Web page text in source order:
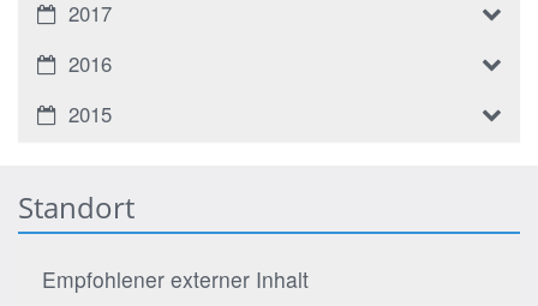
2017
2016
2015
Standort
Empfohlener externer Inhalt